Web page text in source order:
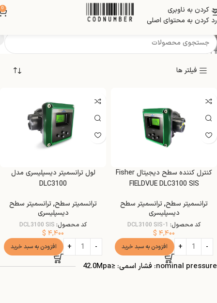
رد کردن به ناوبری
رد کردن به محتوای اصلی
0
فشار اسمی: ≤42.0Mpa
فیلتر ها
کنترل کننده سطح دیجیتال Fisher
FIELDVUE DLC3100 SIS
ترانسمیتر سطح,ترانسمیتر سطح
دیسپلیسری
کد محصول: DCL3100 SIS-1
$ ۴,۴۰۰
افزودن به سبد خرید
لول ترانسمیتر دیسپلیسری مدل
DLC3100
ترانسمیتر سطح,ترانسمیتر سطح
دیسپلیسری
کد محصول: DCL3100 SIS
$ ۴,۴۰۰
افزودن به سبد خرید
nominal pressure: فشار اسمی: ≤42.0Mpa